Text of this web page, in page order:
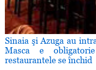
Sinaia şi Azuga au
Masca e
restaurantele se închid